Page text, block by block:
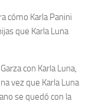
cómo Karla Panini
que Karla Luna
con Karla Luna,
vez que Karla Luna
se quedó con la